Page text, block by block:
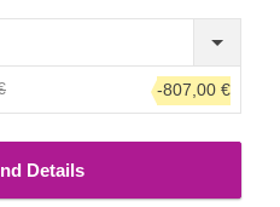
Modells lieferbar.
-807,00 €
Details